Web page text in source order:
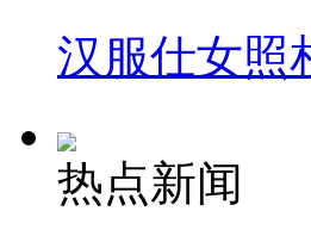
汉服仕女照
热点新闻